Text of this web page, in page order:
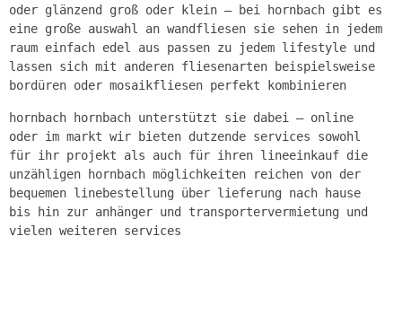
oder glänzend groß oder klein – bei hornbach gibt es
eine große auswahl an wandfliesen sie sehen in jedem
raum einfach edel aus passen zu jedem lifestyle und
lassen sich mit anderen fliesenarten beispielsweise
bordüren oder mosaikfliesen perfekt kombinieren
hornbach hornbach unterstützt sie dabei – online
oder im markt wir bieten dutzende services sowohl
für ihr projekt als auch für ihren lineeinkauf die
unzähligen hornbach möglichkeiten reichen von der
bequemen linebestellung über lieferung nach hause
bis hin zur anhänger und transportervermietung und
vielen weiteren services